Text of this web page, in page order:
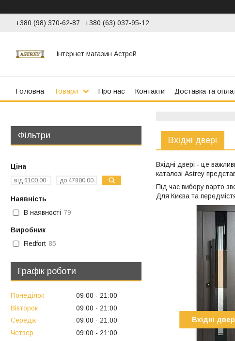
+380 (98) 370-62-87 +380 (63) 037-95-12
Інтернет магазин Астрей
Головна Товари Про нас Контакти Доставка та
Вхідні двері
Вхідні двері - це
каталозі Astrey
Під час вибору варто
Для Києва та
Вхідні
Фільтри
Ціна
Наявність
В наявності 79
Виробник
Redfort 85
Графік роботи
Понеділок 09:00
21:00
Вівторок
09:00
21:00
Середа
09:00
21:00
Четвер
09:00
21:00